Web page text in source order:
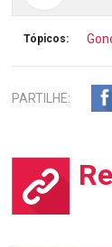
Tópicos:
PARTILHE: